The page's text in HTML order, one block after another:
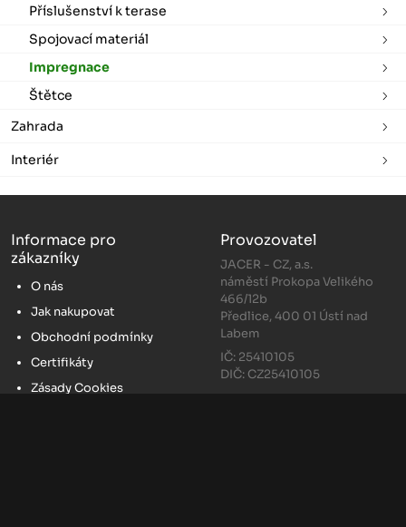
Příslušenství k terase
Spojovací materiál
Impregnace
Štětce
Zahrada
Interiér
Informace pro
zákazníky
O nás
Jak nakupovat
Obchodní podmínky
Certifikáty
Zásady Cookies
Provozovatel
JACER - CZ, a.s.
náměstí Prokopa Velikého
466/12b
Předlice, 400 01 Ústí nad
Labem
IČ: 25410105
DIČ: CZ25410105